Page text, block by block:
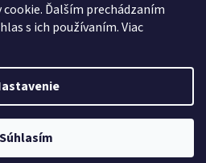
Ďalším prechádzaním
s ich používaním. Viac
Súhlasím
- autíčka PegPerego. Všetky
vyhradené.